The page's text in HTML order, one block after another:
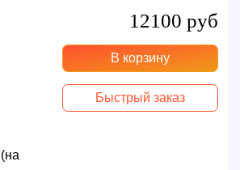
12100 руб
В корзину
Быстрый заказ